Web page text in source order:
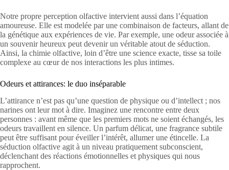
Notre propre perception olfactive intervient aussi dans l’équation
amoureuse. Elle est modelée par une combinaison de facteurs, allant de
la génétique aux expériences de vie. Par exemple, une odeur associée à
un souvenir heureux peut devenir un véritable atout de séduction.
Ainsi, la chimie olfactive, loin d’être une science exacte, tisse sa toile
complexe au cœur de nos interactions les plus intimes.
Odeurs et attirances: le duo inséparable
L’attirance n’est pas qu’une question de physique ou d’intellect ; nos
narines ont leur mot à dire. Imaginez une rencontre entre deux
personnes : avant même que les premiers mots ne soient échangés, les
odeurs travaillent en silence. Un parfum délicat, une fragrance subtile
peut être suffisant pour éveiller l’intérêt, allumer une étincelle. La
séduction olfactive agit à un niveau pratiquement subconscient,
déclenchant des réactions émotionnelles et physiques qui nous
rapprochent.